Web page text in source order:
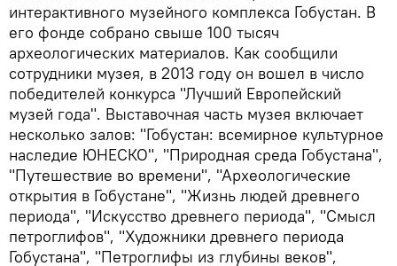
интерактивного музейного комплекса Гобустан. В
его фонде собрано свыше 100 тысяч
археологических материалов. Как сообщили
сотрудники музея, в 2013 году он вошел в число
победителей конкурса "Лучший Европейский
музей года". Выставочная часть музея включает
несколько залов: "Гобустан: всемирное культурное
наследие ЮНЕСКО", "Природная среда Гобустана",
"Путешествие во времени", "Археологические
открытия в Гобустане", "Жизнь людей древнего
периода", "Искусство древнего периода", "Смысл
петроглифов", "Художники древнего периода
Гобустана", "Петроглифы из глубины веков",